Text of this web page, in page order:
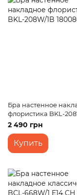
Бра настенное
флористика BKL-
2 490 грн
Купить